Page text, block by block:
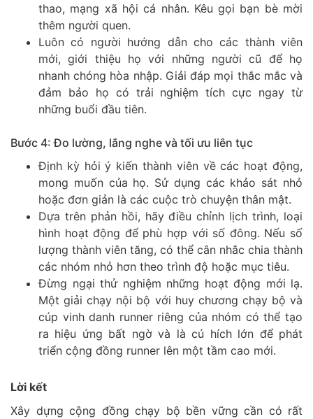
thao, mạng xã hội cá nhân. Kêu gọi bạn bè mời
thêm người quen.
Luôn có người hướng dẫn cho các thành viên
mới, giới thiệu họ với những người cũ để họ
nhanh chóng hòa nhập. Giải đáp mọi thắc mắc và
đảm bảo họ có trải nghiệm tích cực ngay từ
những buổi đầu tiên.
Bước 4: Đo lường, lắng nghe và tối ưu liên tục
Định kỳ hỏi ý kiến thành viên về các hoạt động,
mong muốn của họ. Sử dụng các khảo sát nhỏ
hoặc đơn giản là các cuộc trò chuyện thân mật.
Dựa trên phản hồi, hãy điều chỉnh lịch trình, loại
hình hoạt động để phù hợp với số đông. Nếu số
lượng thành viên tăng, có thể cân nhắc chia thành
các nhóm nhỏ hơn theo trình độ hoặc mục tiêu.
Đừng ngại thử nghiệm những hoạt động mới lạ.
Một giải chạy nội bộ với huy chương chạy bộ và
cúp vinh danh runner riêng của nhóm có thể tạo
ra hiệu ứng bất ngờ và là cú hích lớn để phát
triển cộng đồng runner lên một tầm cao mới.
Lời kết
Xây dựng cộng đồng chạy bộ bền vững cần có rất